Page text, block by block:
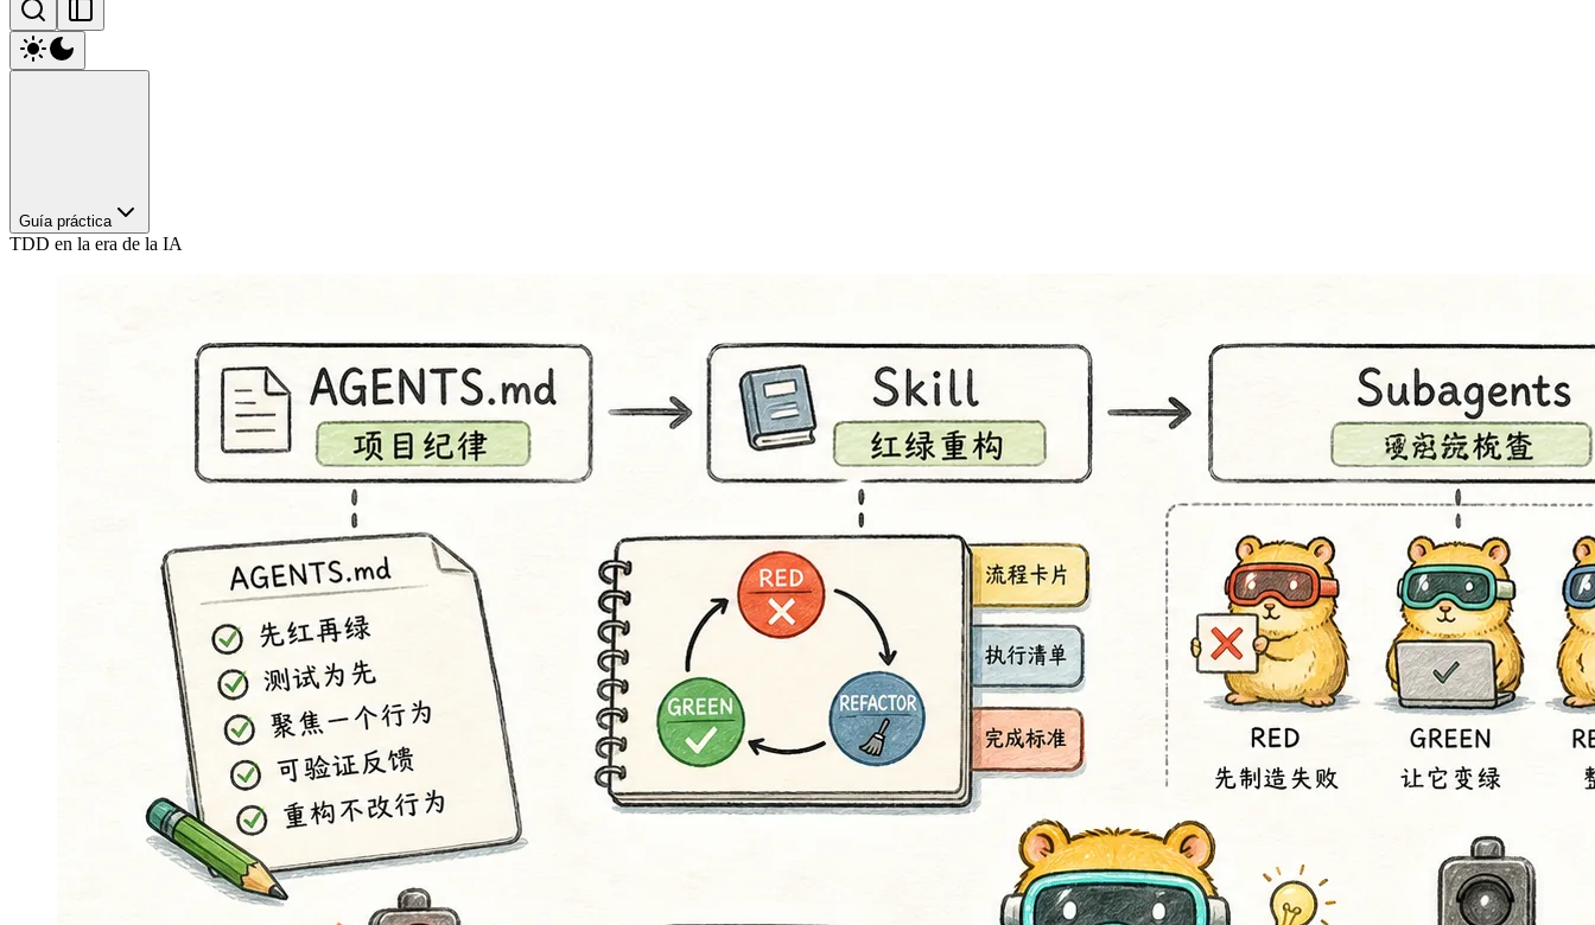
Guía práctica
TDD en la era de la IA